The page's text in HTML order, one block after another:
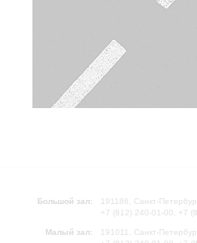
Большой зал:
191186, Санкт-
+7 (812) 240-01-00, +7
Малый зал:
191011, Санкт-